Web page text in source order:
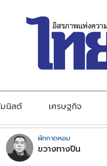
นิสต์ เศรษฐกิจ
ผักกาดหอม
ขวางทางปืน